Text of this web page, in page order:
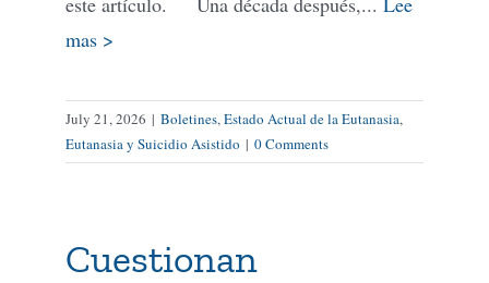
mas >
July 21, 2026 | Boletines, Estado Actual de la Eutanasia,
Eutanasia y Suicidio Asistido | 0 Comments
Cuestionan